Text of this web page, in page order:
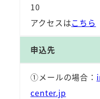
10
アクセスはこちら
申込先
①メールの場合：
center.jp